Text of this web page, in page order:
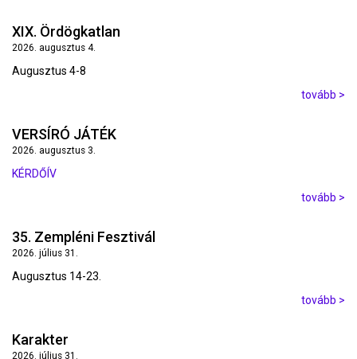
XIX. Ördögkatlan
2026. augusztus 4.
Augusztus 4-8
tovább >
VERSÍRÓ JÁTÉK
2026. augusztus 3.
KÉRDŐÍV
tovább >
35. Zempléni Fesztivál
2026. július 31.
Augusztus 14-23.
tovább >
Karakter
2026. július 31.